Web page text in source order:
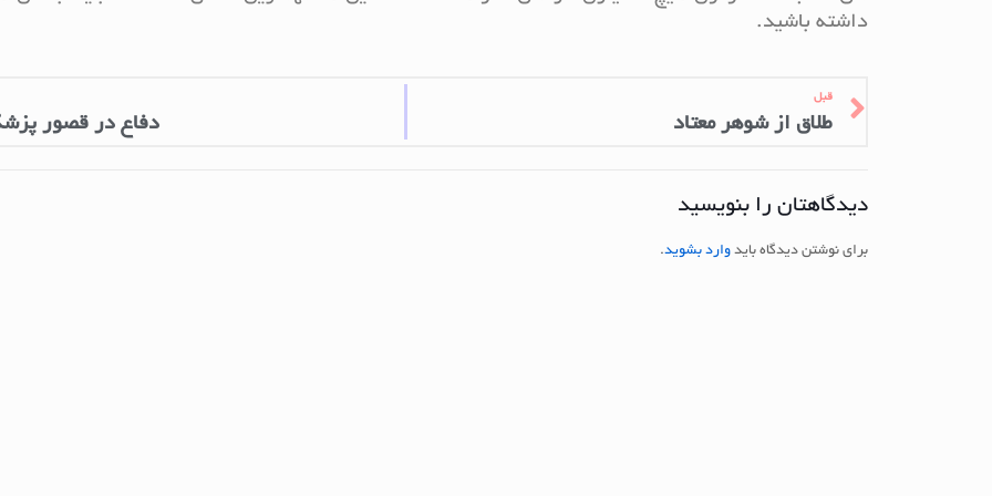
داشته باشید.
قبل
طلاق از شوهر معتاد دفاع در قصور
دیدگاهتان را بنویسید
برای نوشتن دیدگاه باید وارد بشوید.